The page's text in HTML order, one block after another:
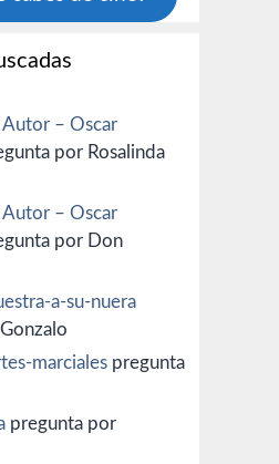
– Oscar
por Rosalinda
– Oscar
por Don
a-su-nuera
marciales pregunta
pregunta por